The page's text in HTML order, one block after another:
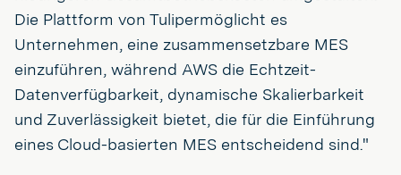
Die Plattform von Tulipermöglicht es
Unternehmen, eine zusammensetzbare MES
einzuführen, während AWS die Echtzeit-
Datenverfügbarkeit, dynamische Skalierbarkeit
und Zuverlässigkeit bietet, die für die Einführung
eines Cloud-basierten MES entscheidend sind."